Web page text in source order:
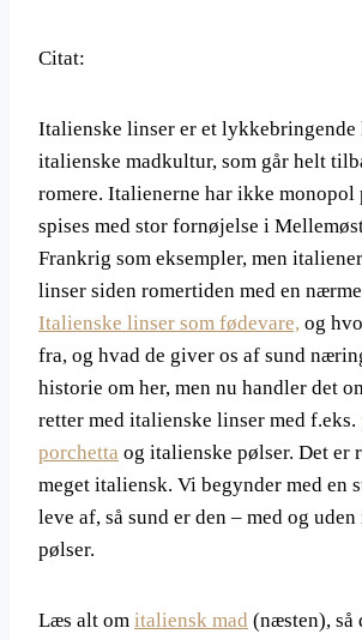
Citat:
Italienske linser er et
italienske madkultur, som går helt
romere. Italienerne har ikke monopol
spises med stor fornøjelse i
Frankrig som eksempler, men
linser siden romertiden med en
Italienske linser som fødevare, og
fra, og hvad de giver os af sund
historie om her, men nu handler det
retter med italienske linser med f.eks.
porchetta og italienske pølser. Det er
meget italiensk. Vi begynder med en
leve af, så sund er den – med og
pølser.
Læs alt om italiensk mad (næsten),